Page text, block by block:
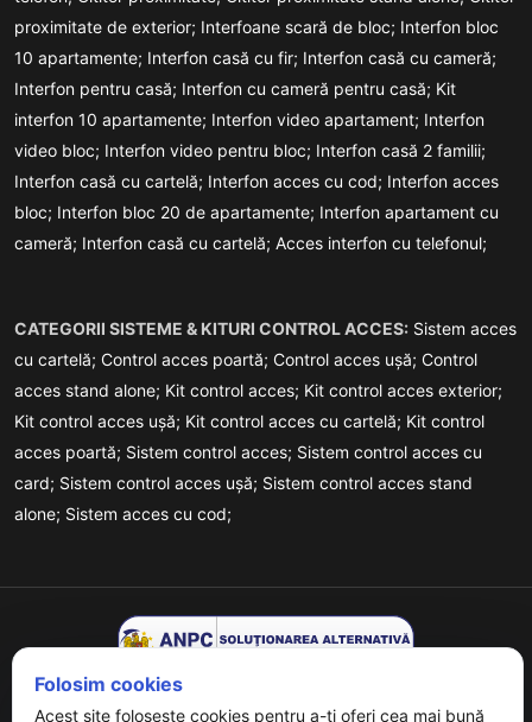
proximitate de exterior; Interfoane scară de bloc; Interfon bloc
10 apartamente; Interfon casă cu fir; Interfon casă cu cameră;
Interfon pentru casă; Interfon cu cameră pentru casă; Kit
interfon 10 apartamente; Interfon video apartament; Interfon
video bloc; Interfon video pentru bloc; Interfon casă 2 familii;
Interfon casă cu cartelă; Interfon acces cu cod; Interfon acces
bloc; Interfon bloc 20 de apartamente; Interfon apartament cu
cameră; Interfon casă cu cartelă; Acces interfon cu telefonul;
CATEGORII SISTEME & KITURI CONTROL ACCES: Sistem acces
cu cartelă; Control acces poartă; Control acces ușă; Control
acces stand alone; Kit control acces; Kit control acces exterior;
Kit control acces ușă; Kit control acces cu cartelă; Kit control
acces poartă; Sistem control acces; Sistem control acces cu
card; Sistem control acces ușă; Sistem control acces stand
alone; Sistem acces cu cod;
Folosim cookies
Acest site folosește cookies pentru a-ți oferi cea mai bună